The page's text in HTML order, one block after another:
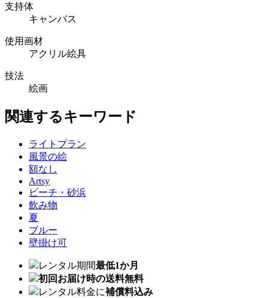
支持体
キャンバス
使用画材
アクリル絵具
技法
絵画
関連するキーワード
ライトプラン
風景の絵
額なし
Artsy
ビーチ・砂浜
飲み物
夏
ブルー
壁掛け可
レンタル期間最低1か月
初回お届け時の送料無料
レンタル料金に補償料込み